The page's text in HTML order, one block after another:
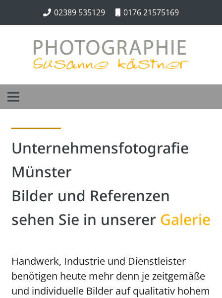
02389 535129 0176 21575169
Unternehmensfotografie
Münster
Bilder und Referenzen
sehen Sie in unserer Galerie
Handwerk, Industrie und Dienstleister
benötigen heute mehr denn je zeitgemäße
und individuelle Bilder auf qualitativ hohem